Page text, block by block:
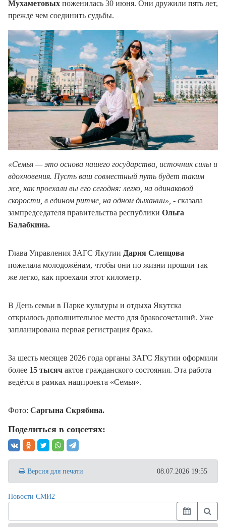
Мухаметовых поженилась 30 июня. Они дружили пять лет,
прежде чем соединить судьбы.
«Семья — это основа нашего государства, источник силы и
вдохновения. Пусть ваш совместный путь будет таким
же, как проехали вы его сегодня: легко, на одинаковой
скорости, в едином ритме, на одном дыхании», - сказала
зампредседателя правительства республики Ольга
Балабкина.
Глава Управления ЗАГС Якутии Дария Слепцова
пожелала молодожёнам, чтобы они по жизни прошли так
же легко, как проехали этот километр.
В День семьи в Парке культуры и отдыха Якутска
открылось дополнительное место для бракосочетаний. Уже
запланирована первая регистрация брака.
За шесть месяцев 2026 года органы ЗАГС Якутии оформили
более 15 тысяч актов гражданского состояния. Эта работа
ведётся в рамках нацпроекта «Семья».
Фото: Саргына Скрябина.
Поделиться в соцсетях:
Версия для печати 08.07.2026 19:55
Новости СМИ2